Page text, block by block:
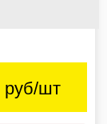
руб/шт